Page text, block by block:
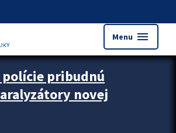
Menu menu
upútavok
polície pribudnú
novej